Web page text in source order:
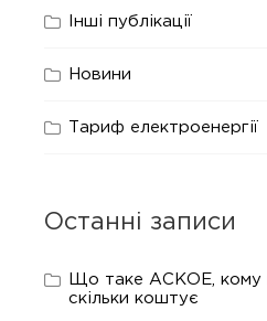
Інші публікації
Новини
Тариф електроенергії
Останні записи
Що таке АСКОЕ, кому
скільки коштує